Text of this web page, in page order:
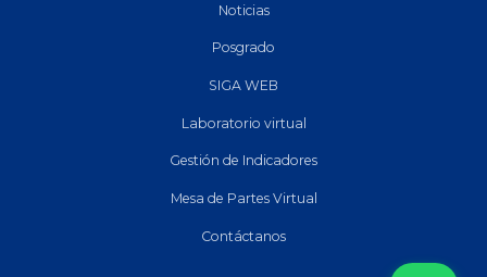
Noticias
Posgrado
SIGA WEB
Laboratorio virtual
Gestión de Indicadores
Mesa de Partes Virtual
Contáctanos